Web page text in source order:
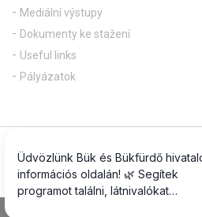
Mediální výstupy
Dokumenty ke stažení
Useful links
Pályázatok
© 2018 All rights reserved
The official photograph of our website
www.csepregiphotography.hu
Jako většina internetových stránek, i